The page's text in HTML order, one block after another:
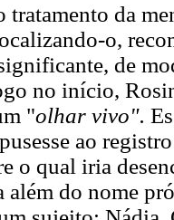
tratamento da
o,
de
no início,
"olhar vivo".
ao
o qual iria
além do nome